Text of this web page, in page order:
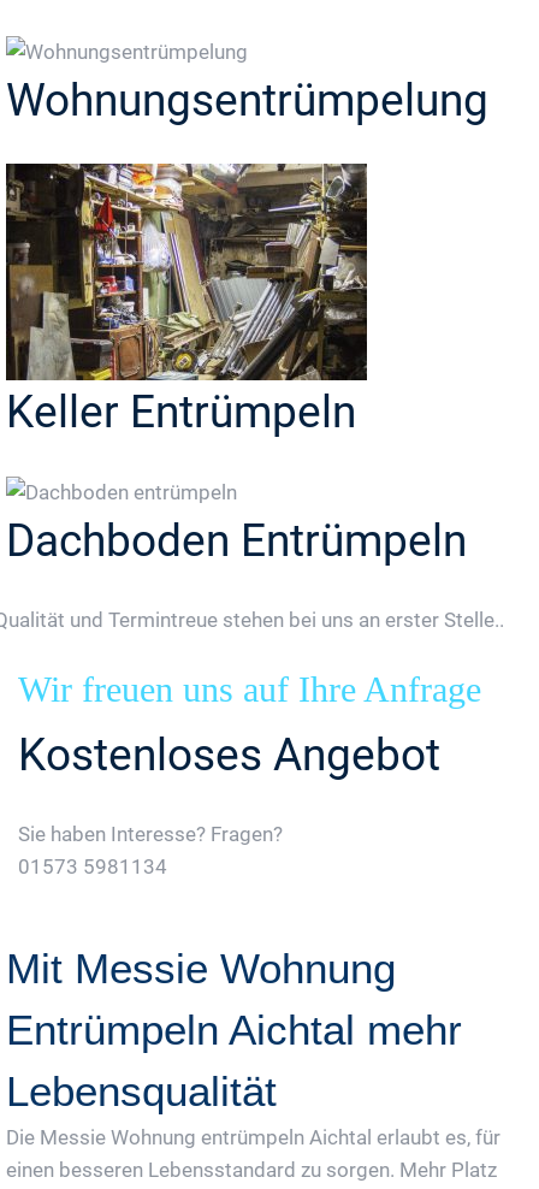
Wohnungsentrümpelung
Keller Entrümpeln
Dachboden Entrümpeln
und Termintreue stehen bei uns an erster Stelle..
Wir freuen uns auf Ihre Anfrage
Kostenloses Angebot
Sie haben Interesse? Fragen?
01573 5981134
Mit Messie Wohnung
Entrümpeln Aichtal mehr
Lebensqualität
Die Messie Wohnung entrümpeln Aichtal erlaubt es, für
einen besseren Lebensstandard zu sorgen. Mehr Platz